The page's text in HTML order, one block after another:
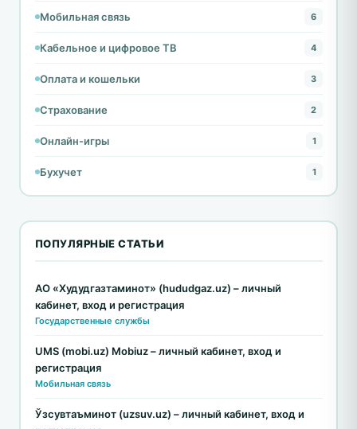
Мобильная связь 6
Кабельное и цифровое ТВ 4
Оплата и кошельки 3
Страхование 2
Онлайн-игры 1
Бухучет 1
ПОПУЛЯРНЫЕ СТАТЬИ
АО «Худудгазтаминот» (hududgaz.uz) – личный
кабинет, вход и регистрация
Государственные службы
UMS (mobi.uz) Mobiuz – личный кабинет, вход и
регистрация
Мобильная связь
Ўзсувтаъминот (uzsuv.uz) – личный кабинет, вход и